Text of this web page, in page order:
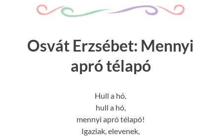
Osvát Erzsébet: Mennyi
apró télapó
Hull a hó,
hull a hó,
mennyi apró télapó!
Igaziak, elevenek,